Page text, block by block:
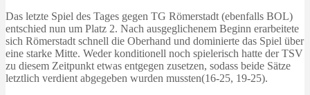
Das letzte Spiel des Tages gegen TG Römerstadt (ebenfalls BOL)
entschied nun um Platz 2. Nach ausgeglichenem Beginn erarbeitete
sich Römerstadt schnell die Oberhand und dominierte das Spiel über
eine starke Mitte. Weder konditionell noch spielerisch hatte der TSV
zu diesem Zeitpunkt etwas entgegen zusetzen, sodass beide Sätze
letztlich verdient abgegeben wurden mussten(16-25, 19-25).